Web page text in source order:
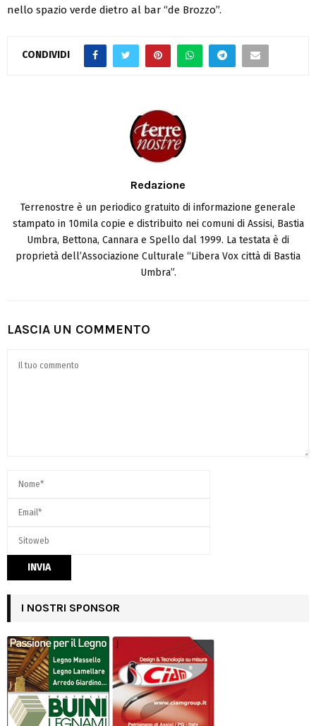
nello spazio verde dietro al bar “de Brozzo”.
CONDIVIDI
Redazione
Terrenostre è un periodico gratuito di informazione generale
stampato in 10mila copie e distribuito nei comuni di Assisi, Bastia
Umbra, Bettona, Cannara e Spello dal 1999. La testata è di
proprietà dell’Associazione Culturale “Libera Vox città di Bastia
Umbra”.
LASCIA UN COMMENTO
I NOSTRI SPONSOR